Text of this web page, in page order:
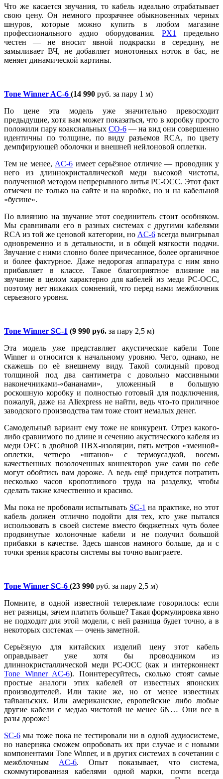
Что же касается звучания, то кабель идеально отрабатывает
свою цену. Он немного прозрачнее обыкновенных черных
шнуров, которые можно купить в любом магазине
профессионального аудио оборудования.PX1
предельно
честен — не вносит явной подкраски в середину, не
замыливает ВЧ, не добавляет монотонных ноток в бас, не
меняет динамической картины.
Tone Winner AC-6 (14 990 руб. за пару 1 м)
По цене эта модель уже значительно превосходит
предыдущие, хотя вам может показаться, что в коробку просто
положили пару коаксиальных CO-6 — на вид они совершенно
идентичны по толщине, по виду разъемов RCA, по цвету
демпфирующей оболочки и внешней нейлоновой оплетки.
Тем не менее, AC-6 имеет серьёзное отличие — проводник у
него из длиннокристаллической меди высокой чистоты,
полученной методом непрерывного литья PC-OCC. Этот факт
отмечен не только на сайте и на коробке, но и на кабельной
«бусине».
По влиянию на звучание этот соединитель стоит особняком.
Мы сравнивали его в разных системах с другими кабелями
RCA из той же ценовой категории, но AC-6всегда выигрывал
одновременно и в детальности, и в общей мягкости подачи.
Звучание с ними словно более причесанное, более органичное
и более фактурное. Даже недорогая аппаратура с ним явно
прибавляет в классе. Такое благоприятное влияние на
звучание в целом характерно для кабелей из меди PC-OCC,
поэтому нет никаких сомнений, что перед нами межблочник
серьезного уровня.
Tone Winner SC-1 (9 990 руб. за пару 2,5 м)
Эта модель уже представляет акустические кабели Tone
Winner и относится к начальному уровню. Чего, однако, не
скажешь по её внешнему виду. Такой солидный провод
толщиной под два сантиметра с довольно массивными
наконечниками-«бананами», уложенный в большую
роскошную коробку и полностью готовый для подключения,
пожалуй, даже на Aliexpress не найти, ведь что-то приличное
заводского производства там тоже стоит немалых денег.
Самодельный вариант ему тоже не конкурент. Отрез какого-
либо сравнимого по длине и сечению акустического кабеля из
меди OFC в двойной ПВХ-изоляции, пять метров «змеиной»
оплетки, четверо «штанов» с термоусадкой, восемь
качественных позолоченных коннекторов уже сами по себе
могут обойтись вам дороже. А ведь ещё придется потратить
несколько часов кропотливого труда на разделку, чтобы
сделать также качественно и красиво.
Мы пока не пробовали испытывать SC-1 на практике, но этот
кабель должен отлично подойти для тех, кто уже пытался
использовать в своей системе вместо бюджетных чуть более
продвинутые колоночные кабели и не получил большой
прибавки в качестве. Здесь шансов намного больше, да и с
точки зрения красоты системы вы точно выиграете.
Tone Winner SC-6 (23 990 руб. за пару 2,5 м)
Помните, в одной известной телерекламе говорилось: если
нет разницы, зачем платить больше? Такая формулировка явно
не подходит для этой модели, с ней разница будет точно, а в
некоторых системах — очень заметной.
Серьёзную для китайских изделий цену этот кабель
оправдывает уже хотя бы проводником из
длиннокристаллической меди PC-OCC (как и интерконнект
Tone Winner AC-6). Поинтересуйтесь, сколько стоят самые
простые аналоги этих кабелей от известных японских
производителей. Или такие же, но от менее известных
тайваньских. Или американские, европейские либо любые
другие кабели с медью чистотой не менее 6N… Они все в
разы дороже!
SC-6 мы тоже пока не тестировали ни в одной аудиосистеме,
но наверняка сможем опробовать их при случае и с новыми
компонентами Tone Winner, и в других системах в сочетании с
межблочным AC-6. Опыт показывает, что система,
скоммутированная кабелями одной марки, почти всегда